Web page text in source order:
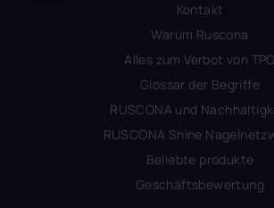
Kontakt
Warum Ruscona
Alles zum Verbot von TPO
Glossar der Begriffe
RUSCONA und
RUSCONA Shine
Beliebte produkte
Geschäftsbewertung